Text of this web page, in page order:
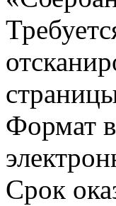
Формат
Срок